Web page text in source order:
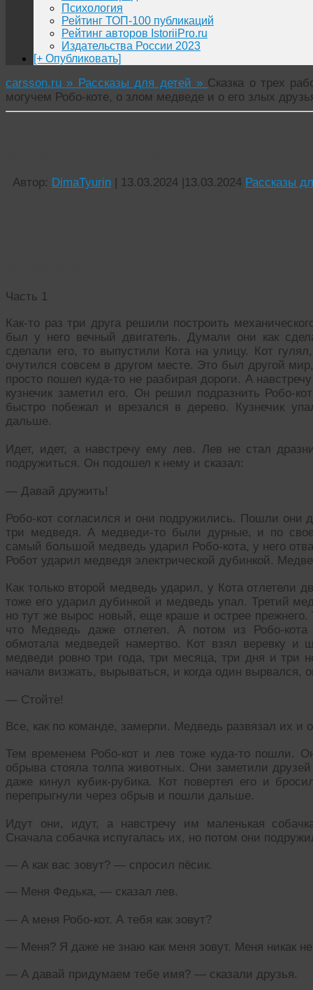
Психология
Рейтинг ТОП-100 публикаций
Рейтинг авторов IstoriiPro.ru
Издательства России 2023
[+ Опубликовать]
carsson.ru » Рассказы для детей » Сказка о трех
могучем Робо-коте, о злом медведе и о его злых
Автор: DimaTyurin | 13.03.2024 |13.03.2024 Рассказы
Часть 1
Как-то раз три друга решили построить
был у него вечный двигатель. Думали они как
сделали его, то выпустили Кота на улицу. Кот
очутился совсем в другом месте. Это был другой
просто пошел куда-то не разбирая дороги. А
кузнечик заметил его. Он решил подразнить Робо-
быстро побежал и врезался в дерево. Кузнечик
дальше.
Идет, идет, а навстречу ему лев. Лев не стал
подружиться. Он подошел к нему и сказал:
— Давай дружить!
Робо-кот согласился и они подружились. Пошли они
три медведя. А медведи-то были дурные, и по
самый большой медведь ударил Робо-кота, у него
Робот ударил медведя электрической дубинкой.
Как только второй медведь ударил, у Кота отлетели
тоже его ударил дубинкой и медведь упал. Третий
но тут же вырос новый, еще краше и острее прежнего.
что Медведь даже отлетел. А потом из Робо-кота
обмотала медведей намертво. Кот взял веревку и
медведи ровно три года, три месяца, три дня и три
начали визжать, вырываться, и когда один вырвался,
— Стойте!
Все, как по команде, замерли. Медведь развязал их и
Тем временем Робо-кот и лев тоже куда-то пошли.
обрыва стояла толпа животных. Они заметили
даже кинул кубик-рубика. Кот повертел его и
перепрыгнули через обрыв и пошли дальше.
Идут они, идут, а навстречу им маленькая
Сначала собачка испугалась их, но потом они
— А как вас зовут? — спросил пёсик.
— Меня Федька, — сказал лев.
— А меня Робо-кот. А тебя как зовут?
— Меня? Я даже не знаю как меня зовут. Меня никак
— А давай придумаем тебе имя? — сказали друзья.